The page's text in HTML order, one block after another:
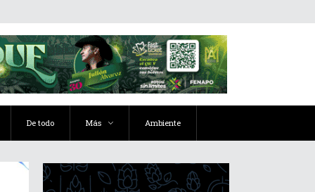
De todo Más Ambiente